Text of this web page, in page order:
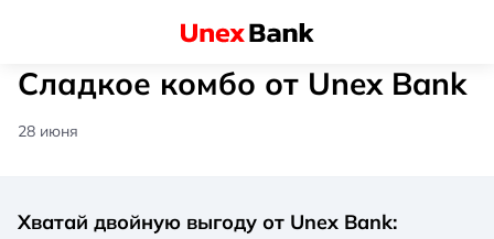
Сладкое комбо от Unex Bank
28 июня
Хватай двойную выгоду от Unex Bank: